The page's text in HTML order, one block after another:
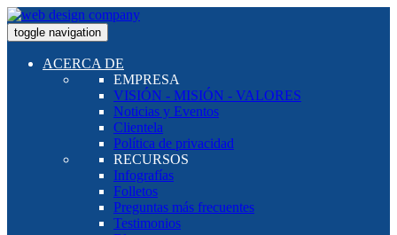
toggle navigation
ACERCA DE
EMPRESA
VISIÓN - MISIÓN - VALORES
Noticias y Eventos
Clientela
Política de privacidad
RECURSOS
Infografías
Folletos
Preguntas más frecuentes
Testimonios